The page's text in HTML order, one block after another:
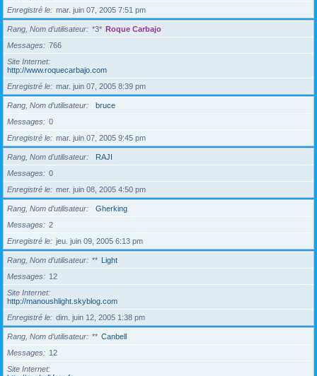
Enregistré le
mar. juin 07, 2005 7:51 pm
Rang, Nom d’utilisateur *3* Roque Carbajo
Messages
766
Site Internet
http://www.roquecarbajo.com
Enregistré le
mar. juin 07, 2005 8:39 pm
Rang, Nom d’utilisateur
bruce
Messages
0
Enregistré le
mar. juin 07, 2005 9:45 pm
Rang, Nom d’utilisateur
RAJI
Messages
0
Enregistré le
mer. juin 08, 2005 4:50 pm
Rang, Nom d’utilisateur
Gherking
Messages
2
Enregistré le
jeu. juin 09, 2005 6:13 pm
Rang, Nom d’utilisateur ** Light
Messages
12
Site Internet
http://manoushlight.skyblog.com
Enregistré le
dim. juin 12, 2005 1:38 pm
Rang, Nom d’utilisateur ** Canbell
Messages
12
Site Internet